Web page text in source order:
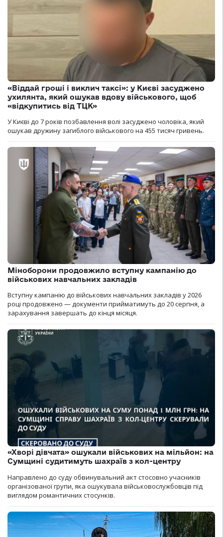
«Віддай гроші і виклич таксі»: у Києві засуджено
ухилянта, який ошукав вдову військового, щоб
«відкупитись від ТЦК»
У Києві до 7 років позбавлення волі засуджено чоловіка, який
ошукав дружину загиблого військового на 455 тисяч гривень.
Міноборони продовжило вступну кампанію до
військових навчальних закладів
Вступну кампанію до військових навчальних закладів у 2026
році продовжено — документи прийматимуть до 20 серпня, а
зарахування завершать до кінця місяця.
«Хворі дівчата» ошукали військових на мільйон: на
Сумщині судитимуть шахраїв з кол-центру
Направлено до суду обвинувальний акт стосовно учасників
організованої групи, яка ошукувала військовослужбовців під
виглядом романтичних стосунків.